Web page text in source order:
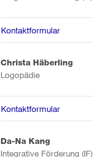
Kontaktformular
Christa Häberling
Logopädie
Kontaktformular
Da-Na Kang
Integrative Förderung (IF)